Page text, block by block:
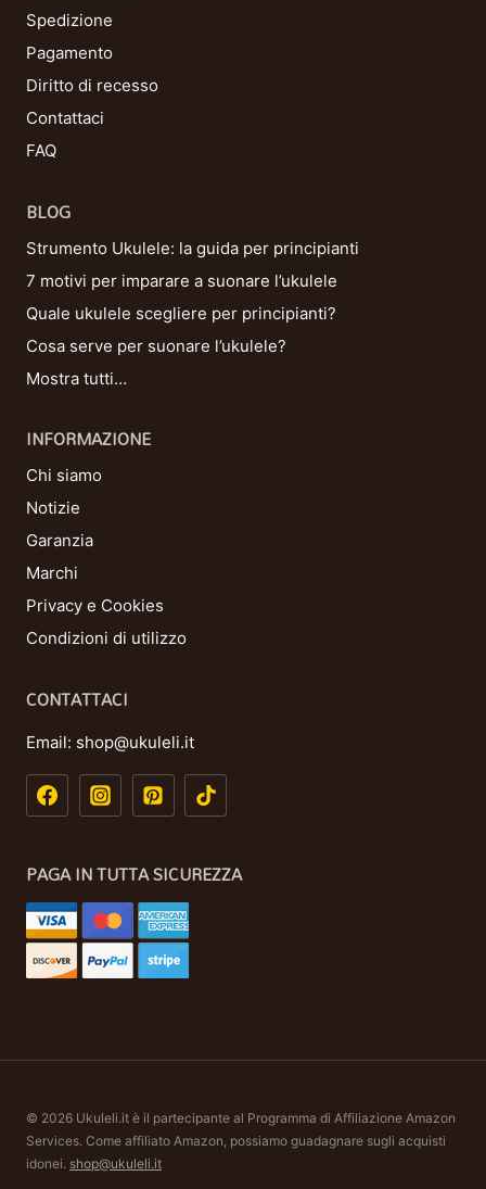
Spedizione
Pagamento
Diritto di recesso
Contattaci
FAQ
BLOG
Strumento Ukulele: la guida per principianti
7 motivi per imparare a suonare l’ukulele
Quale ukulele scegliere per principianti?
Cosa serve per suonare l’ukulele?
Mostra tutti…
INFORMAZIONE
Chi siamo
Notizie
Garanzia
Marchi
Privacy e Cookies
Condizioni di utilizzo
CONTATTACI
Email: shop@ukuleli.it
PAGA IN TUTTA SICUREZZA
© 2026 Ukuleli.it è il partecipante al Programma di Affiliazione Amazon
Services. Come affiliato Amazon, possiamo guadagnare sugli acquisti
idonei. shop@ukuleli.it